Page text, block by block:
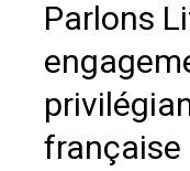
Parlons
française